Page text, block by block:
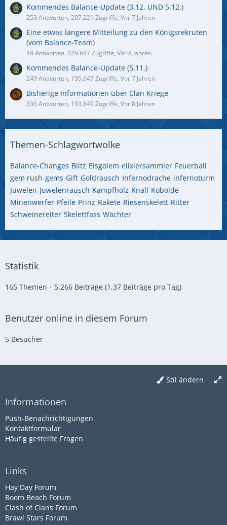
Kommendes Balance-Update (3.12. UND 5.12.)
253 Antworten, 207.221 Zugriffe, Vor 7 Jahren
Eine etwas längere Mitteilung zu den Königsrekruten
(vom Balance-Team)
48 Antworten, 229.647 Zugriffe, Vor 8 Jahren
Kommendes Balance-Update (5.11.)
249 Antworten, 195.647 Zugriffe, Vor 7 Jahren
Bisherige Informationen über Clan Kriege
336 Antworten, 193.849 Zugriffe, Vor 8 Jahren
Themen-Schlagwortwolke
Balance-Changes Blitz Eisgolem elixiersammler Feuerball
gem rush gems Gift Goldrausch Infernodrache infernoturm
Juwelen Juwelenrausch Kampfholz Knall Kobolde
Minenwerfer Pfeile Prinz Rakete Riesenskelett Ritter
Schweinereiter Skelettfass Wächter
Statistik
165 Themen 5.266 Beiträge (1,37 Beiträge pro Tag)
Benutzer online in diesem Forum
5 Besucher
Stil ändern
Informationen
Push-Benachrichtigungen
Kontaktformular
Häufig gestellte Fragen
Links
Hay Day Forum
Boom Beach Forum
Clash of Clans Forum
Brawl Stars Forum